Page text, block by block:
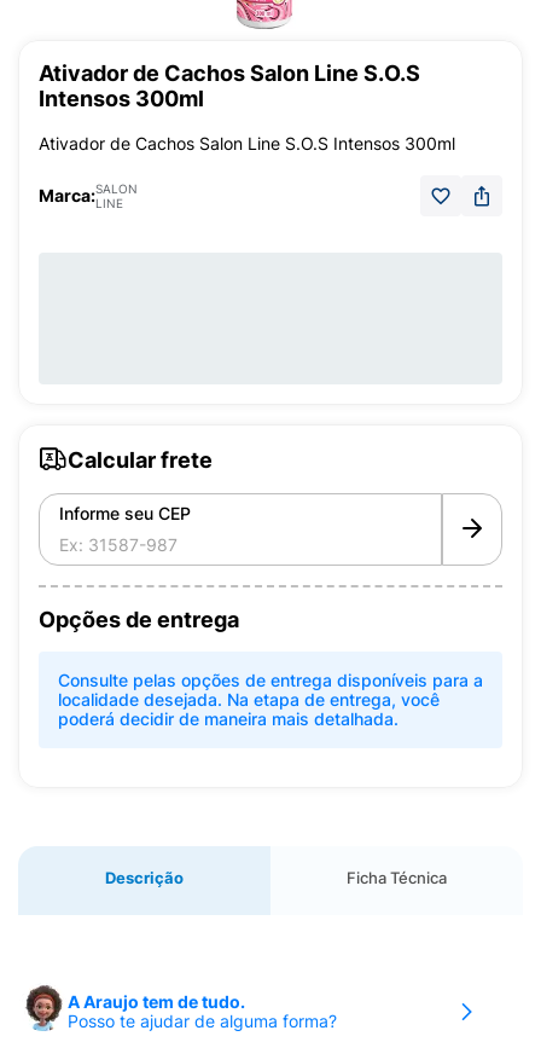
Ativador de Cachos Salon Line S.O.S
Intensos 300ml
Ativador de Cachos Salon Line S.O.S Intensos 300ml
Marca:SALON
LINE
Calcular frete
Informe seu CEP
Opções de entrega
Consulte pelas opções de entrega disponíveis para a
localidade desejada. Na etapa de entrega, você
poderá decidir de maneira mais detalhada.
Descrição Ficha Técnica
A Araujo tem de tudo.
Posso te ajudar de alguma forma?